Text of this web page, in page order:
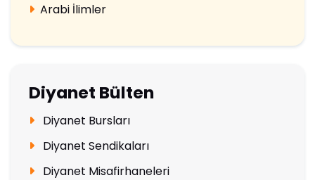
Arabi İlimler
Diyanet Bülten
Diyanet Bursları
Diyanet Sendikaları
Diyanet Misafirhaneleri